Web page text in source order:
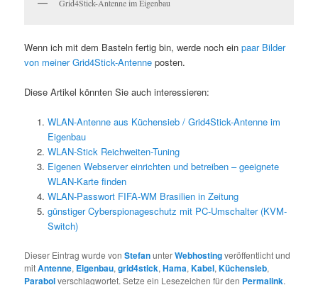
Grid4Stick-Antenne im Eigenbau
Wenn ich mit dem Basteln fertig bin, werde noch einpaar Bilder
von meiner Grid4Stick-Antenne posten.
Diese Artikel könnten Sie auch interessieren:
WLAN-Antenne aus Küchensieb / Grid4Stick-Antenne im
Eigenbau
WLAN-Stick Reichweiten-Tuning
Eigenen Webserver einrichten und betreiben – geeignete
WLAN-Karte finden
WLAN-Passwort FIFA-WM Brasilien in Zeitung
günstiger Cyberspionageschutz mit PC-Umschalter (KVM-
Switch)
Dieser Eintrag wurde vonStefanunterWebhostingveröffentlicht und
mitAntenne, Eigenbau,grid4stick,Hama,Kabel,Küchensieb,
Parabolverschlagwortet. Setze ein Lesezeichen für den Permalink.